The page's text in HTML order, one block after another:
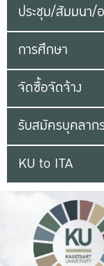
ประชุม/สัมมนา/
การศึกษา
จัดซื้อจัดจ้าง
รับสมัครบุคลาก
KU to ITA